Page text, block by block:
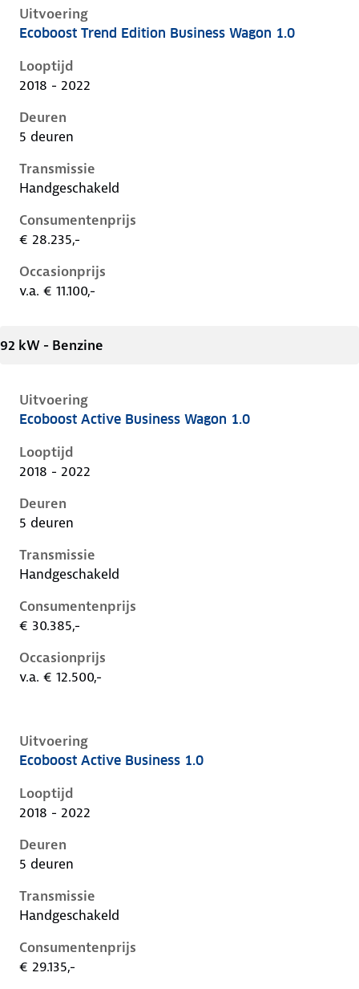
Uitvoering
Ford Focus iv, wagon 1.0, 74 kW, Benzine, 5 deuren
Ecoboost Trend Edition Business Wagon 1.0
Looptijd
2018 - 2022
Deuren
5 deuren
Transmissie
Handgeschakeld
Consumentenprijs
€ 28.235,-
Occasionprijs
v.a. € 11.100,-
92 kW - Benzine
Uitvoering
Ford Focus iv, wagon 1.0, 92 kW, Benzine, 5 deuren
Ecoboost Active Business Wagon 1.0
Looptijd
2018 - 2022
Deuren
5 deuren
Transmissie
Handgeschakeld
Consumentenprijs
€ 30.385,-
Occasionprijs
v.a. € 12.500,-
Uitvoering
Ford Focus iv, 1.0, 92 kW, Benzine, 5 deuren
Ecoboost Active Business 1.0
Looptijd
2018 - 2022
Deuren
5 deuren
Transmissie
Handgeschakeld
Consumentenprijs
€ 29.135,-